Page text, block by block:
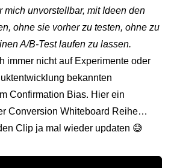
mich unvorstellbar, mit Ideen den
ohne sie vorher zu testen, ohne zu
A/B-Test laufen zu lassen.
immer nicht auf Experimente oder
bekannten
Confirmation Bias. Hier ein
Conversion Whiteboard Reihe…
Clip ja mal wieder updaten 😅